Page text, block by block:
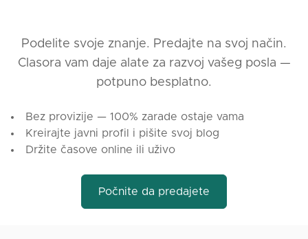
Podelite svoje znanje. Predajte na svoj način.
Clasora vam daje alate za razvoj vašeg posla —
potpuno besplatno.
Bez provizije — 100% zarade ostaje vama
Kreirajte javni profil i pišite svoj blog
Držite časove online ili uživo
Počnite da predajete